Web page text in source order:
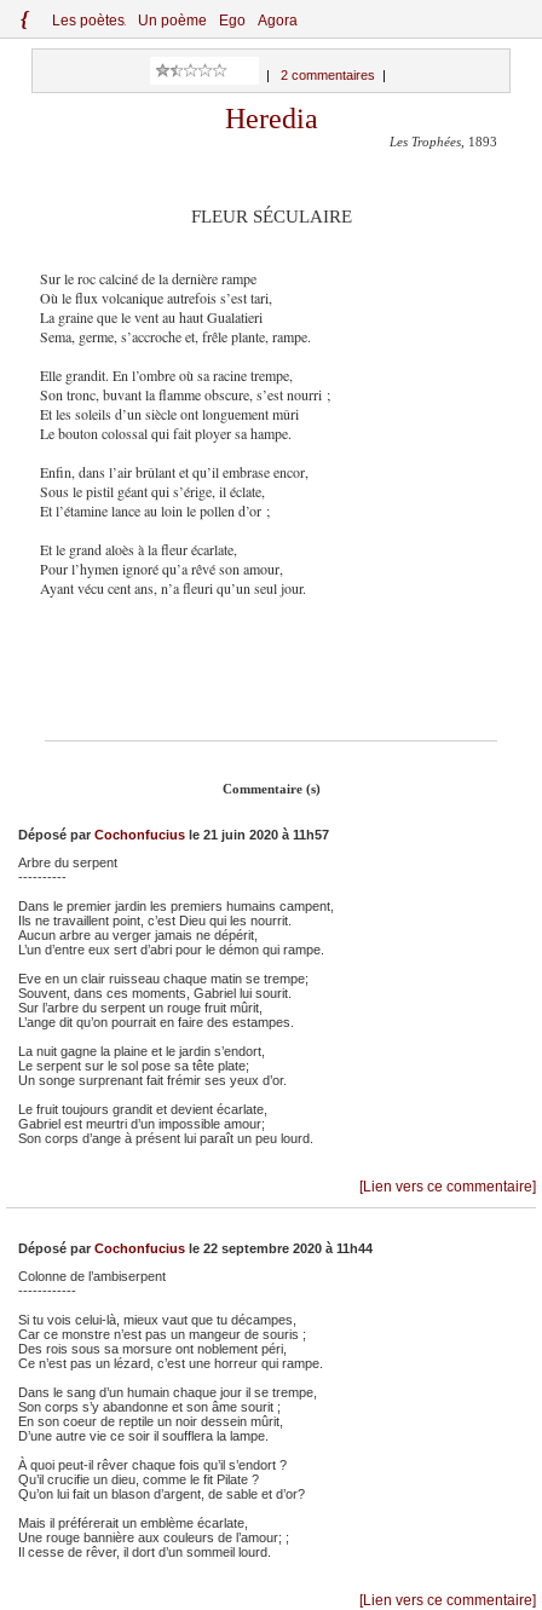
{ Les poètes Un poème Ego Agora
2 commentaires
Heredia
Les Trophées , 1893
FLEUR SÉCULAIRE
Sur le roc calciné de la dernière rampe
Où le flux volcanique autrefois s’est tari,
La graine que le vent au haut Gualatieri
Sema, germe, s’accroche et, frêle plante, rampe.
Elle grandit. En l’ombre où sa racine trempe,
Son tronc, buvant la flamme obscure, s’est nourri ;
Et les soleils d’un siècle ont longuement mûri
Le bouton colossal qui fait ployer sa hampe.
Enfin, dans l’air brûlant et qu’il embrase encor,
Sous le pistil géant qui s’érige, il éclate,
Et l’étamine lance au loin le pollen d’or ;
Et le grand aloès à la fleur écarlate,
Pour l’hymen ignoré qu’a rêvé son amour,
Ayant vécu cent ans, n’a fleuri qu’un seul jour.
Commentaire (s)
Déposé par Cochonfucius le 21 juin 2020 à 11h57
Arbre du serpent
----------
Dans le premier jardin les premiers humains campent,
Ils ne travaillent point, c’est Dieu qui les nourrit.
Aucun arbre au verger jamais ne dépérit,
L’un d’entre eux sert d’abri pour le démon qui rampe.
Eve en un clair ruisseau chaque matin se trempe;
Souvent, dans ces moments, Gabriel lui sourit.
Sur l’arbre du serpent un rouge fruit mûrit,
L’ange dit qu’on pourrait en faire des estampes.
La nuit gagne la plaine et le jardin s’endort,
Le serpent sur le sol pose sa tête plate;
Un songe surprenant fait frémir ses yeux d’or.
Le fruit toujours grandit et devient écarlate,
Gabriel est meurtri d’un impossible amour;
Son corps d’ange à présent lui paraît un peu lourd.
[Lien vers ce commentaire]
Déposé par Cochonfucius le 22 septembre 2020 à 11h44
Colonne de l’ambiserpent
------------
Si tu vois celui-là, mieux vaut que tu décampes,
Car ce monstre n’est pas un mangeur de souris ;
Des rois sous sa morsure ont noblement péri,
Ce n’est pas un lézard, c’est une horreur qui rampe.
Dans le sang d’un humain chaque jour il se trempe,
Son corps s’y abandonne et son âme sourit ;
En son coeur de reptile un noir dessein mûrit,
D’une autre vie ce soir il soufflera la lampe.
À quoi peut-il rêver chaque fois qu’il s’endort ?
Qu’il crucifie un dieu, comme le fit Pilate ?
Qu’on lui fait un blason d’argent, de sable et d’or?
Mais il préférerait un emblème écarlate,
Une rouge bannière aux couleurs de l’amour; ;
Il cesse de rêver, il dort d’un sommeil lourd.
[Lien vers ce commentaire]